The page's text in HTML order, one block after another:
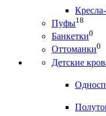
Пуфы18
Банкетки0
Оттоманки0
Детские